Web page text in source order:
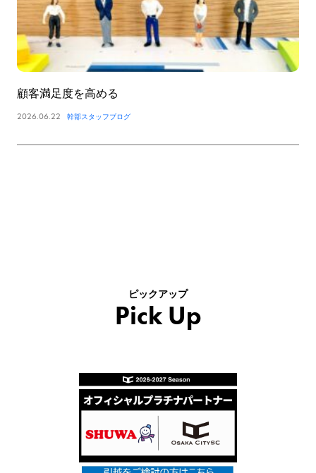
顧客満足度を高める
2026.06.22 幹部スタッフブログ
ピックアップ
Pick Up